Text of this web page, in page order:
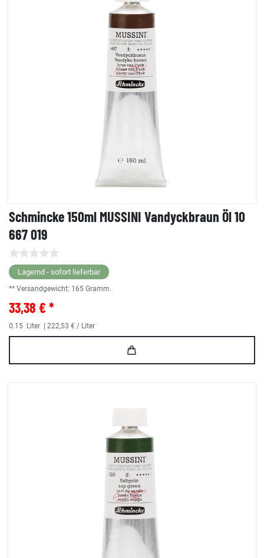
Schmincke 150ml MUSSINI Vandyckbraun Öl 10
667 019
Lagernd - sofort lieferbar
** Versandgewicht: 165 Gramm.
33,38 € *
0.15 Liter | 222,53 € / Liter